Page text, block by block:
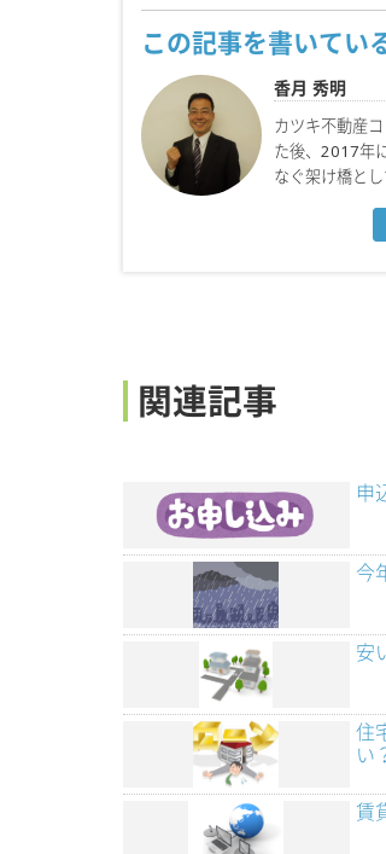
この記事を書いてい
香月 秀明
カツキ不動産
た後、2017年
なぐ架け橋と
関連記事
申
今
安
住
い
賃